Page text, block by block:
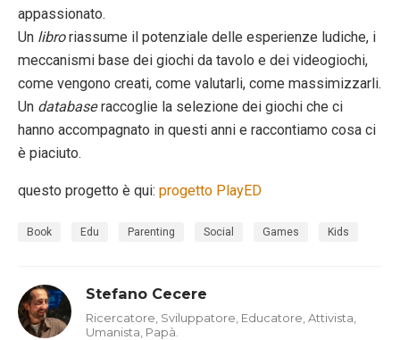
appassionato.
Un libroriassume il potenziale delle esperienze ludiche, i
meccanismi base dei giochi da tavolo e dei videogiochi,
come vengono creati, come valutarli, come massimizzarli.
Un databaseraccoglie la selezione dei giochi che ci
hanno accompagnato in questi anni e raccontiamo cosa ci
è piaciuto.
questo progetto è qui: progetto PlayED
Book Edu Parenting Social Games Kids
Stefano Cecere
Ricercatore, Sviluppatore, Educatore, Attivista,
Umanista, Papà.